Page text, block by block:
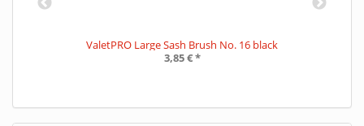
ValetPRO Large Sash Brush No. 16 black
3,85 €*